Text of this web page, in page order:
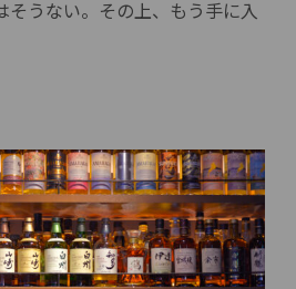
そうない。その上、もう手に入